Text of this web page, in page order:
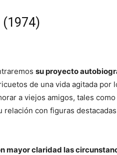
(1974)
su proyecto
de una vida agitada por
a viejos amigos, tales como
relación con figuras
mayor claridad las